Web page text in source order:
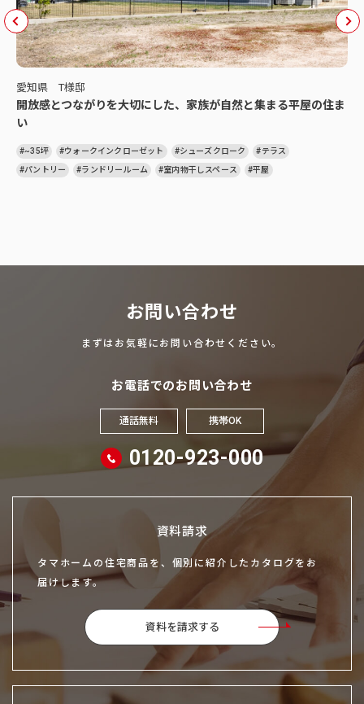
愛知県 T様邸
開放感とつながりを大切にした、家族が自然と集まる平屋の住ま
い
#~35坪 #ウォークインクローゼット #シューズクローク #テラス
#パントリー #ランドリールーム #室内物干しスペース #平屋
お問い合わせ
まずはお気軽にお問い合わせください。
お電話でのお問い合わせ
通話無料 携帯OK
0120-923-000
資料請求
タマホームの住宅商品を、個別に紹介したカタログをお
届けします。
資料を請求する